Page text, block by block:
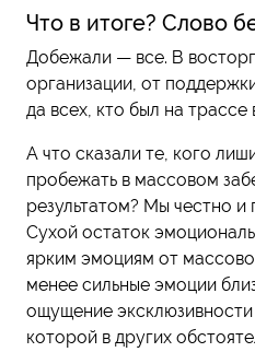
Что в итоге? Слово
Добежали — все. В
организации, от
да всех, кто был на трассе
А что сказали те, кого
пробежать в массовом
результатом? Мы честно и
Сухой остаток
ярким эмоциям от
менее сильные эмоции
ощущение
которой в других